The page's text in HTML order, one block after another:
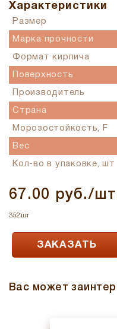
Характеристики
Размер
Марка прочности
Формат кирпича
Поверхность
Производитель
Страна
Морозостойкость, F
Вес
Кол-во в упаковке, шт
67.00 руб./
352шт
ЗАКАЗАТЬ
Вас может